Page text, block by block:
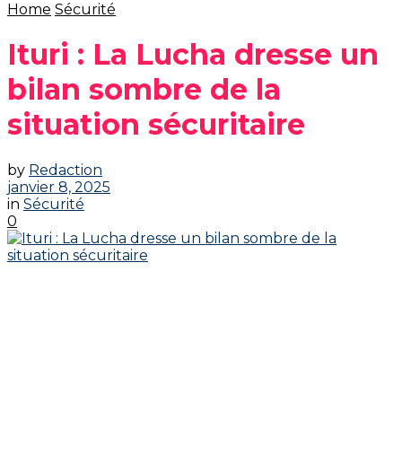
Home Sécurité
Ituri : La Lucha dresse un
bilan sombre de la
situation sécuritaire
by Redaction
janvier 8, 2025
in Sécurité
0